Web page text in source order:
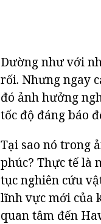
Dường như với
rối. Nhưng ngay
đó ảnh hưởng
tốc độ đáng báo
Tại sao nó trong
phúc? Thực tế là
tục nghiên cứu
lĩnh vực mới của
quan tâm đến